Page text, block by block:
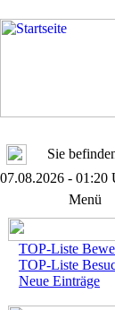
Sie
07.08.2026 - 01:20
Menü
TOP-Liste
TOP-Liste
Neue Einträge